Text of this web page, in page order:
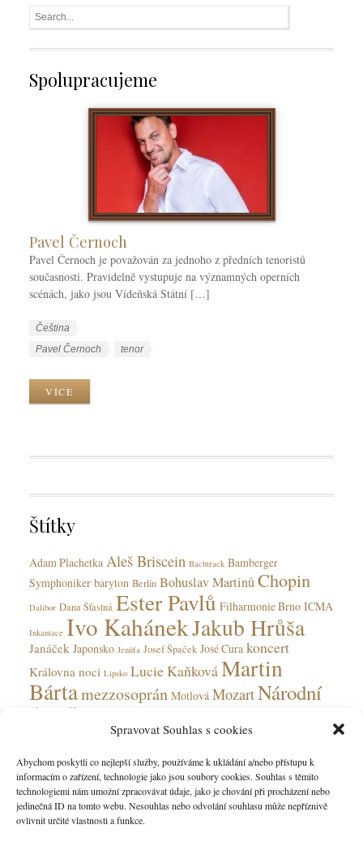
Spravovat Souhlas s cookies
Abychom poskytli co nejlepší služby, používáme k ukládání a/nebo přístupu k
informacím o zařízení, technologie jako jsou soubory cookies. Souhlas s těmito
technologiemi nám umožní zpracovávat údaje, jako je chování při procházení nebo
jedinečná ID na tomto webu. Nesouhlas nebo odvolání souhlasu může nepříznivě
ovlivnit určité vlastnosti a funkce.
Spolupracujeme
Pavel Černoch
Pavel Černoch je považován za jednoho z předních tenoristů
současnosti. Pravidelně vystupuje na významných operních
scénách, jako jsou Vídeňská Státní […]
W
k
e
i
s
y
Čeština
W
k
g
Pavel Černoch tenor
VÍCE
Štítky
Adam Plachetka Aleš Briscein Bachtrack Bamberger
Symphoniker baryton Berlín Bohuslav MartinůChopin
Dalibor Dana Šťastná Ester Pavlů Filharmonie Brno ICMA
Inkantace Ivo KahánekJakub Hrůša
Janáček Japonsko Jenůfa Josef Špaček José Cura koncert
Královna noci Lipsko Lucie Kaňková Martin
Bártamezzosoprán Motlová MozartNárodní
divadlo
Ohnivý andělOlga Jelínková
Ostrava Peter Valentovič Prokofjev Rudolfinum
Saarbrücken soprán Státní opera tenorista Verdi Česká
filharmonie